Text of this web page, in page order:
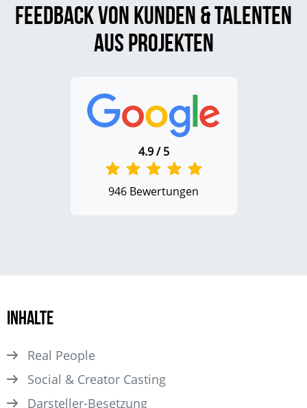
Feedback von Kunden & Talenten
aus Projekten
4.9 / 5
946 Bewertungen
Inhalte
Real People
Social & Creator Casting
Darsteller­-Besetzung